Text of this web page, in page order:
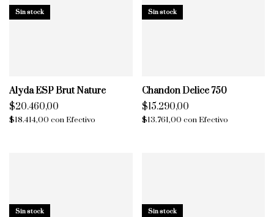
Sin stock
Alyda ESP Brut Nature
$20.460,00
$18.414,00 conEfectivo
Sin stock
Chandon Delice 750
$15.290,00
$13.761,00 con Efectivo
Sin stock Sin stock